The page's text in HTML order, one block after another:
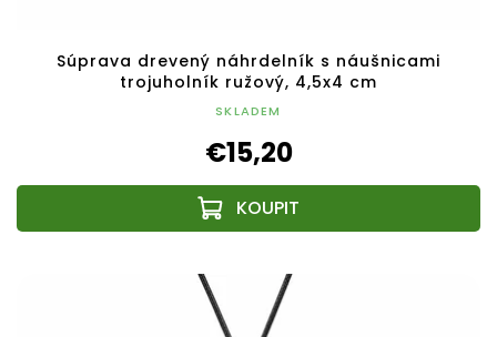
Súprava drevený náhrdelník s náušnicami
trojuholník ružový, 4,5x4 cm
SKLADEM
€15,20